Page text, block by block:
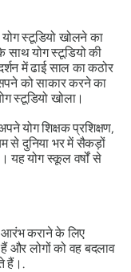
स्टूडियो खोलने का
साथ योग स्टूडियो की
में ढाई साल का कठोर
को साकार करने का
स्टूडियो खोला।
योग शिक्षक प्रशिक्षण,
से दुनिया भर में सैकड़ों
यह योग स्कूल वर्षों से
आरंभ कराने के लिए
हैं और लोगों को वह बदलाव
हैं।.